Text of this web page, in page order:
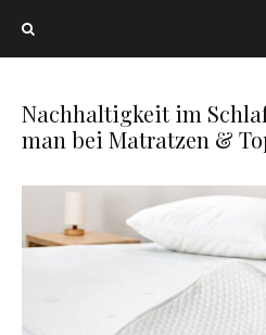
Nachhaltigkeit im
man bei Matratzen &